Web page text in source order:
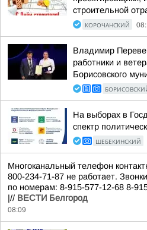
строительной
КОРОЧАНСКИЙ
Владимир
работники и
Борисовского
На выборах в
спектр
ШЕБЕКИНСКИЙ
Многоканальный телефон
800-234-71-87 не работает.
по номерам: 8-915-577-12-68 8-
|// ВЕСТИ Белгород
08:09